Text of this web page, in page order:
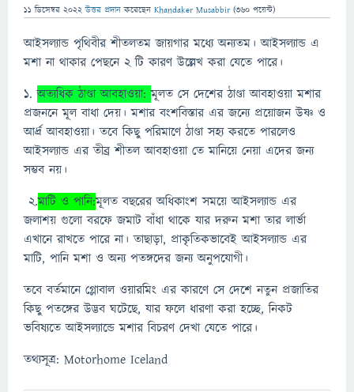
11 ডিসেম্বর 2022 উত্তর প্রদান করেছেন Khandaker Musabbir (360 পয়েন্ট)
আইসল্যান্ড পৃথিবীর শীতলতম জায়গার মধ্যে অন্যতম। আইসল্যান্ড এ
মশা না থাকার পেছনে ২ টি কারণ উল্লেখ করা যেতে পারে।
১.অত্যধিক ঠাণ্ডা আবহাওয়া:মূলত সে দেশের ঠাণ্ডা আবহাওয়া মশার
প্রজননে মূল বাধা দেয়। মশার বংশবিস্তার এর জন্যে প্রয়োজন উষ্ণ ও
আর্দ্র আবহাওয়া। তবে কিছু পরিমাণে ঠাণ্ডা সহ্য করতে পারলেও
আইসল্যান্ড এর তীব্র শীতল আবহাওয়া তে মানিয়ে নেয়া এদের জন্য
সম্ভব নয়।
২.মাটি ও পানি:মূলত বছরের অধিকাংশ সময়ে আইসল্যান্ড এর
জলাশয় গুলো বরফে জমাট বাঁধা থাকে যার দরুন মশা তার লার্ভা
এখানে রাখতে পারে না। তাছাড়া, প্রাকৃতিকভাবেই আইসল্যান্ড এর
মাটি, পানি মশা ও অন্য পতঙ্গদের জন্য অনুপযোগী।
তবে বর্তমানে গ্লোবাল ওয়ারমিং এর কারণে সে দেশে নতুন প্রজাতির
কিছু পতঙ্গের উদ্ভব ঘটেছে, যার ফলে ধারণা করা হচ্ছে, নিকট
ভবিষ্যতে আইসল্যান্ডে মশার বিচরণ দেখা যেতে পারে।
তথ্যসূত্র: Motorhome Iceland